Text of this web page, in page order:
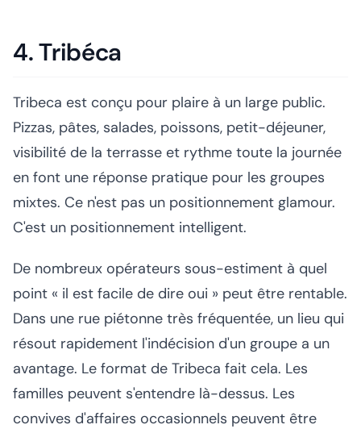
4. Tribéca
Tribeca est conçu pour plaire à un large public.
Pizzas, pâtes, salades, poissons, petit-déjeuner,
visibilité de la terrasse et rythme toute la journée
en font une réponse pratique pour les groupes
mixtes. Ce n'est pas un positionnement glamour.
C'est un positionnement intelligent.
De nombreux opérateurs sous-estiment à quel
point « il est facile de dire oui » peut être rentable.
Dans une rue piétonne très fréquentée, un lieu qui
résout rapidement l'indécision d'un groupe a un
avantage. Le format de Tribeca fait cela. Les
familles peuvent s'entendre là-dessus. Les
convives d'affaires occasionnels peuvent être